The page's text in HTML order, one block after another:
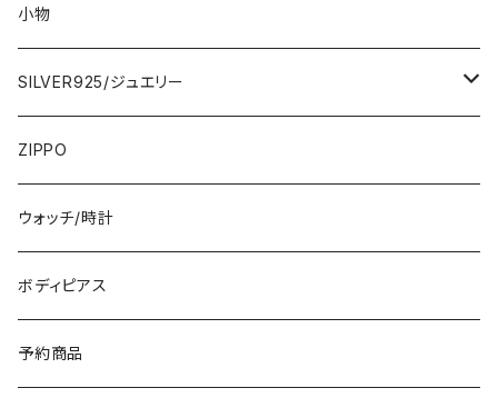
3000円
5000円
7000円
ロング・マキシ
ひざ・ミディ
トップス・カーディガン・アウター
カーディガン
イタリア製ジャケット
スカート・パンツ
大判ストール・ロングスカーフ
小さめスカーフ
コットンストール・スカーフ
冬物・マフラー
小物
SILVER925/ジュエリー
指輪・リング
ネックレス・ペンダントトップ
ピアス・イヤリング
ブレスレット・バングル
ZIPPO
ウォッチ/時計
ボディピアス
予約商品